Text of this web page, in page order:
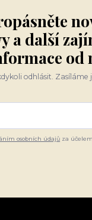
a další
od
odhlásit. Zasíláme
osobních údajů za